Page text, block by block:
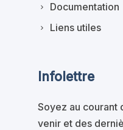
Documentation
Liens utiles
Infolettre
Soyez au courant
venir et des